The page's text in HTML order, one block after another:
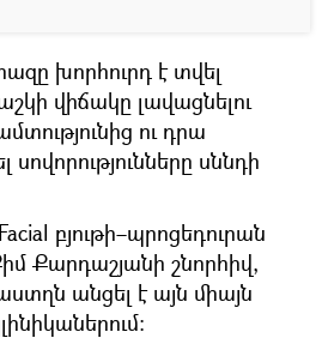
խորհուրդ է տվել
վիճակը լավացնելու
ու դրա
սննդի
բյութի–պրոցեդուրան
Քարդաշյանի շնորհիվ,
անցել է այն միայն